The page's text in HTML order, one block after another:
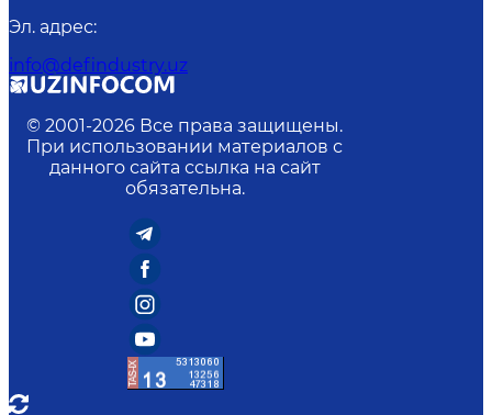
Эл. адрес:
info@defindustry.uz
© 2001-2026 Все права защищены.
При использовании материалов с
данного сайта ссылка на сайт
обязательна.